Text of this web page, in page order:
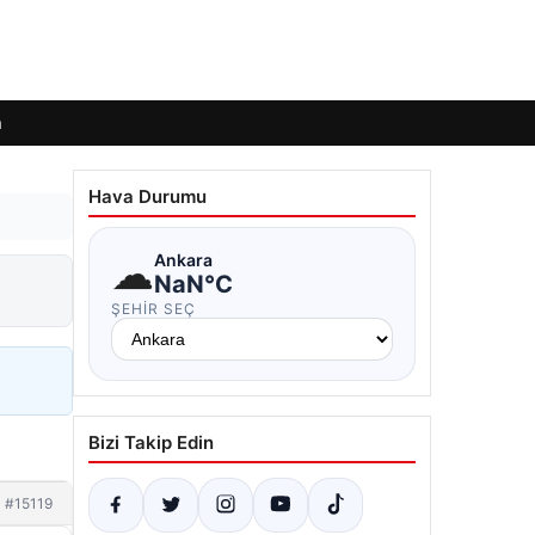
#15119
Hava Durumu
☁Ankara
NaN°C
ŞEHIR SEÇ
Bizi Takip Edin